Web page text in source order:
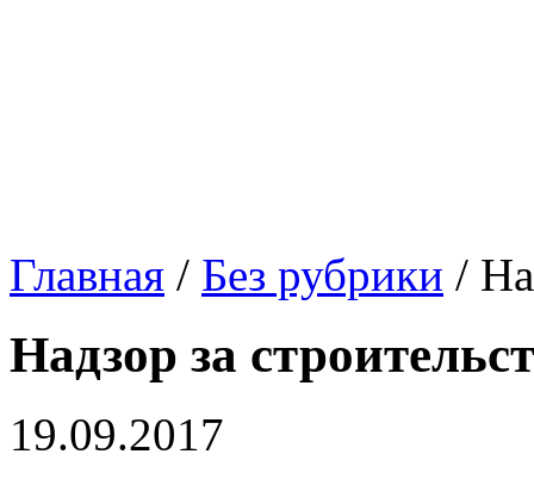
Главная / Без рубрики /
Надзор за
19.09.2017